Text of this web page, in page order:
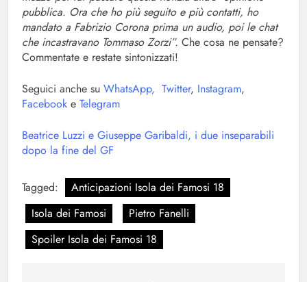
pubblica. Ora che ho più seguito e più contatti, ho
mandato a Fabrizio Corona prima un audio, poi le chat
che incastravano Tommaso Zorzi”. Che cosa ne pensate?
Commentate e restate sintonizzati!
Seguici anche su WhatsApp, Twitter, Instagram,
Facebook e Telegram
Beatrice Luzzi e Giuseppe Garibaldi, i due inseparabili
dopo la fine del GF
Tagged:
Anticipazioni Isola dei Famosi 18
Isola dei Famosi
Pietro Fanelli
Spoiler Isola dei Famosi 18